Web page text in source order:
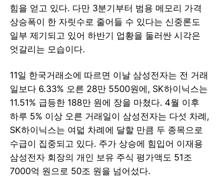
힘을 얻고 있다. 다만 3분기부터 범용 메모리 가격
상승폭이 한 자릿수로 줄어들 수 있다는 신중론도
일부 제기되고 있어 하반기 업황을 둘러싼 시각은
엇갈리는 모습이다.
11일 한국거래소에 따르면 이날 삼성전자는 전 거래
일보다 6.33% 오른 28만 5500원에, SK하이닉스는
11.51% 급등한 188만 원에 장을 마쳤다. 4월 이후
하루 5% 이상 오른 거래일이 삼성전자는 다섯 차례,
SK하이닉스는 여덟 차례에 달할 만큼 두 종목으로
수급이 집중되고 있다. 주가 상승에 힘입어 이재용
삼성전자 회장의 개인 보유 주식 평가액도 51조
7000억 원으로 50조 원을 넘어섰다.